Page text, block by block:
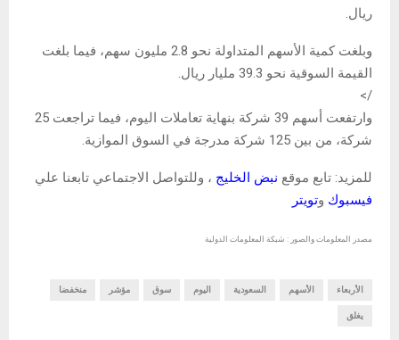
ريال.
وبلغت كمية الأسهم المتداولة نحو 2.8 مليون سهم، فيما بلغت
القيمة السوقية نحو 39.3 مليار ريال.
/>
وارتفعت أسهم 39 شركة بنهاية تعاملات اليوم، فيما تراجعت 25
شركة، من بين 125 شركة مدرجة في السوق الموازية.
للمزيد: تابع موقع نبض الخليج ، وللتواصل الاجتماعي تابعنا علي
فيسبوك وتويتر
مصدر المعلومات والصور : شبكة المعلومات الدولية
الأربعاء الأسهم السعودية اليوم سوق مؤشر منخفضا
يغلق